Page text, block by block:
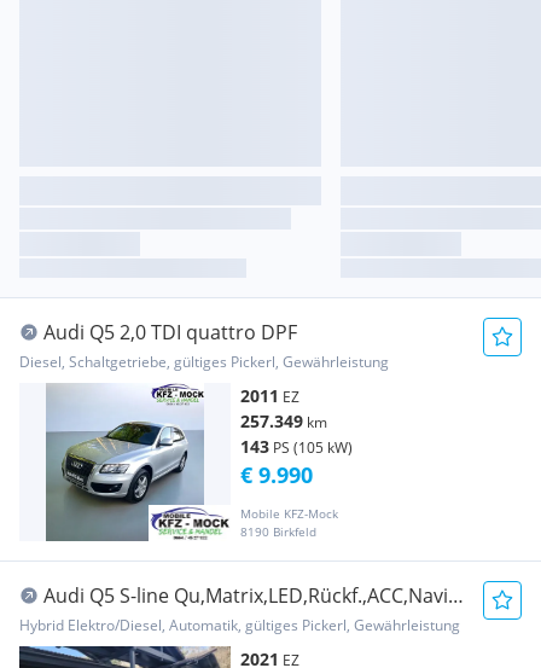
Audi Q5 2,0 TDI quattro DPF
Diesel, Schaltgetriebe, gültiges Pickerl, Gewährleistung
2011 EZ
257.349 km
143 PS (105 kW)
Mobile KFZ-Mock
8190 Birkfeld
€ 9.990
Audi Q5 S-line Qu,Matrix,LED,Rückf.,ACC,Navi
touch,S...
Hybrid Elektro/Diesel, Automatik, gültiges Pickerl, Gewährleistung
2021 EZ